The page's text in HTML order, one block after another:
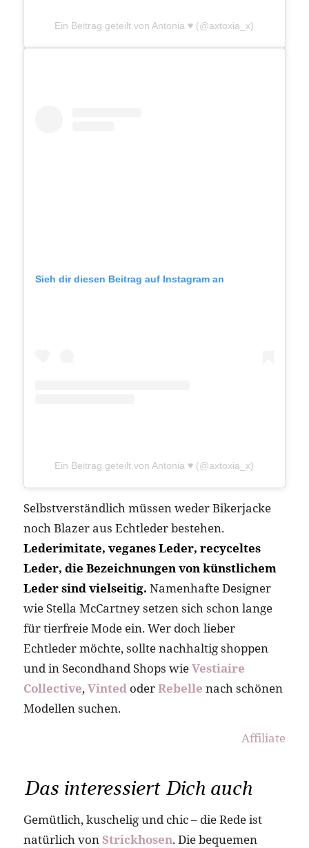
Ein Beitrag geteilt von Antonia ♥ (@axtoxia_x)
Sieh dir diesen Beitrag auf Instagram an
Ein Beitrag geteilt von Antonia ♥ (@axtoxia_x)
Selbstverständlich müssen weder Bikerjacke
noch Blazer aus Echtleder bestehen.
Lederimitate, veganes Leder, recyceltes
Leder, die Bezeichnungen von künstlichem
Leder sind vielseitig. Namenhafte Designer
wie Stella McCartney setzen sich schon lange
für tierfreie Mode ein. Wer doch lieber
Echtleder möchte, sollte nachhaltig shoppen
und in Secondhand Shops wieVestiaire
Collective,VintedoderRebelle nach schönen
Modellen suchen.
Affiliate
Das interessiert Dich auch
Gemütlich, kuschelig und chic – die Rede ist
natürlich vonStrickhosen. Die bequemen